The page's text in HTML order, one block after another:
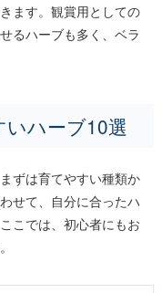
ます。観賞用としての
るハーブも多く、ベラ
ハーブ10選
ずは育てやすい種類か
せて、自分に合ったハ
こでは、初心者にもお